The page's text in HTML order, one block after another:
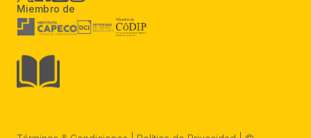
Miembro de